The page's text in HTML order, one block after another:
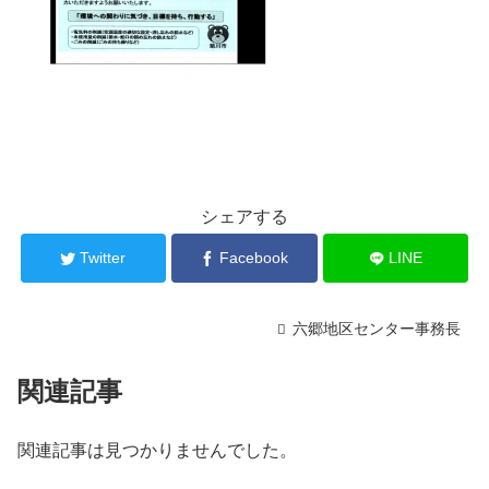
シェアする
Twitter Facebook LINE
六郷地区センター事務長
関連記事
関連記事は見つかりませんでした。